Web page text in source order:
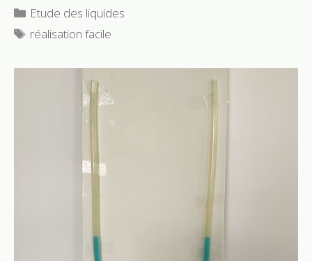
Catégories
Etude des liquides
Étiquettes
réalisation facile